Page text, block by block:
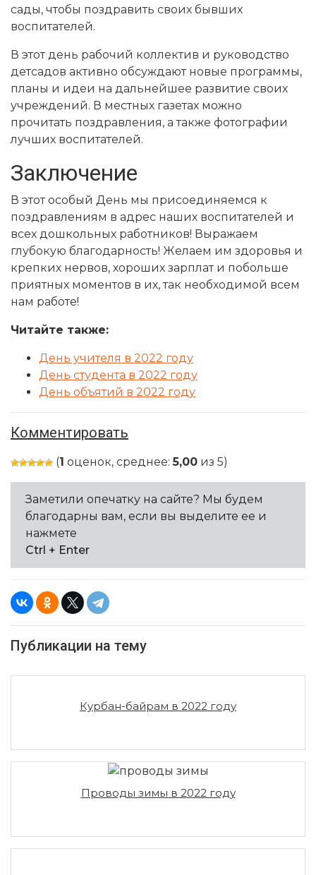
сады, чтобы поздравить своих бывших
воспитателей.
В этот день рабочий коллектив и руководство
детсадов активно обсуждают новые программы,
планы и идеи на дальнейшее развитие своих
учреждений. В местных газетах можно
прочитать поздравления, а также фотографии
лучших воспитателей.
Заключение
В этот особый День мы присоединяемся к
поздравлениям в адрес наших воспитателей и
всех дошкольных работников! Выражаем
глубокую благодарность! Желаем им здоровья и
крепких нервов, хороших зарплат и побольше
приятных моментов в их, так необходимой всем
нам работе!
Читайте также:
День учителя в 2022 году
День студента в 2022 году
День объятий в 2022 году
Комментировать
(1 оценок, среднее:5,00 из 5)
Заметили опечатку на сайте? Мы будем
благодарны вам, если вы выделите ее и
нажмете
Ctrl + Enter
Публикации на тему
Курбан-байрам в 2022 году
Проводы зимы в 2022 году